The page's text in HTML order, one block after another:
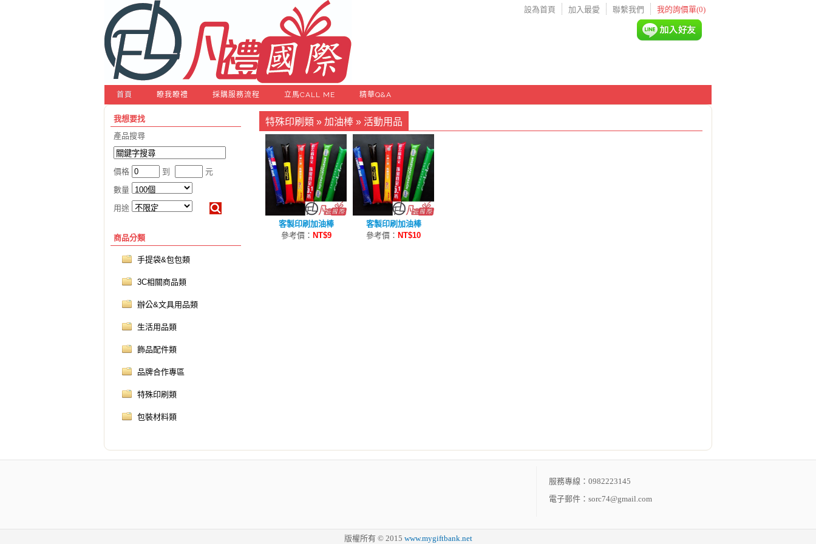
設為首頁 加入最愛 聯繫我們 我的詢價單(0)
首頁 瞭我瞭禮 採購服務流程 立馬CALL ME 精華Q&A
我想要找
產品搜尋
價格 到
元
數量
用途
商品分類
手提袋&包包類
3C相關商品類
辦公&文具用品類
生活用品類
飾品配件類
品牌合作專區
特殊印刷類
包裝材料類
特殊印刷類 » 加油棒 » 活動用品
客製印刷加油棒
參考價： NT$9
客製印刷加油棒
參考價： NT$10
服務專線：0982223145
電子郵件：sorc74@gmail.com
版權所有 © 2015 www.mygiftbank.net